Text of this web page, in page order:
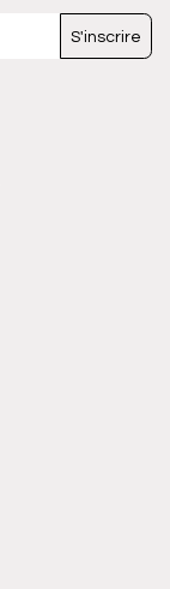
S'inscrire